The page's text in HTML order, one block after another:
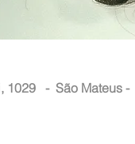
1029 - São Mateus -